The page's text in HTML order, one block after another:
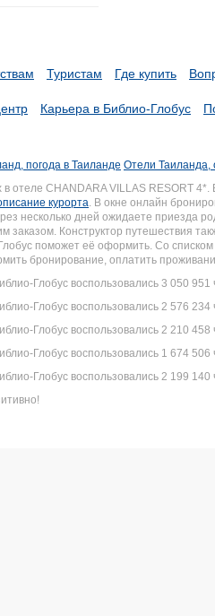
Туристам Где купить
Карьера в Библио-Глобус
погода в Таиланде Отели Таиланда,
в отеле CHANDARA VILLAS
курорта. В окне онлайн
несколько дней ожидаете приезда
заказом. Конструктор путешествия
поможет её оформить. Со
бронирование, оплатить
Глобус воспользовались 3 050 951
Глобус воспользовались 2 576 234
Глобус воспользовались 2 210 458
Глобус воспользовались 1 674 506
Глобус воспользовались 2 199 140